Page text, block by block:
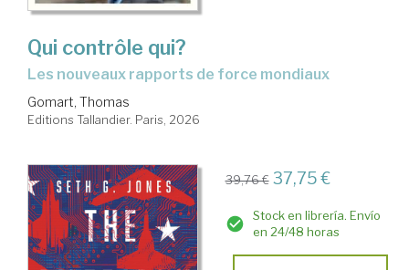
Qui contrôle qui?
Les nouveaux rapports de force mondiaux
Gomart, Thomas
Editions Tallandier. Paris, 2026
39,76 € 37,75 €
Stock en librería. Envío
en 24/48 horas